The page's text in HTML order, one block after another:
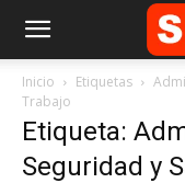
Inicio Etiquetas
Trabajo
Etiqueta:
Seguridad y